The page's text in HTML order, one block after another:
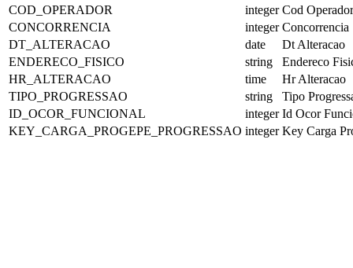
COD_OPERADOR
integer Cod Operador
CONCORRENCIA
integer Concorrencia
DT_ALTERACAO
date
Dt Alteracao
ENDERECO_FISICO
string
Endereco
HR_ALTERACAO
time
Hr Alteracao
TIPO_PROGRESSAO
string
Tipo
ID_OCOR_FUNCIONAL
integer Id Ocor
KEY_CARGA_PROGEPE_PROGRESSAO integer Key Carga